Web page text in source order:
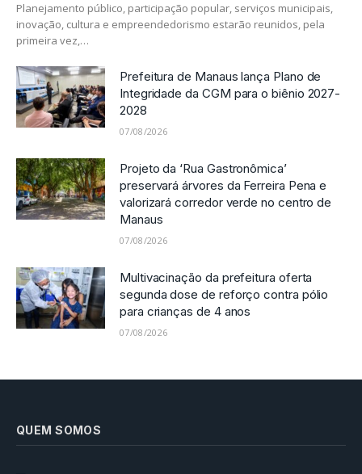
Planejamento público, participação popular, serviços municipais,
inovação, cultura e empreendedorismo estarão reunidos, pela
primeira vez,…
Prefeitura de Manaus lança Plano de
Integridade da CGM para o biênio 2027-
2028
07/08/2026
Projeto da ‘Rua Gastronômica’
preservará árvores da Ferreira Pena e
valorizará corredor verde no centro de
Manaus
07/08/2026
Multivacinação da prefeitura oferta
segunda dose de reforço contra pólio
para crianças de 4 anos
07/08/2026
QUEM SOMOS